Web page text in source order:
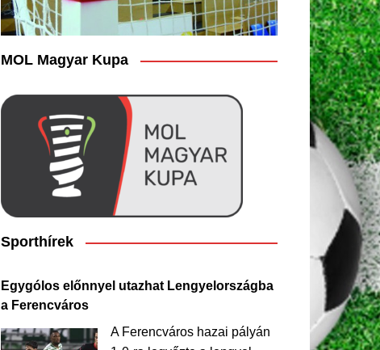
MOL Magyar Kupa
Sporthírek
Egygólos előnnyel utazhat Lengyelországba
a Ferencváros
A Ferencváros hazai pályán